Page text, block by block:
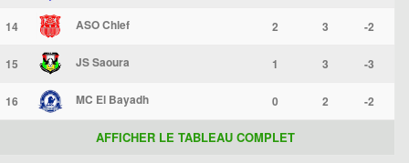
14 ASO Chlef 2 3 -2
15 JS Saoura 1 3 -3
16 MC El Bayadh 0 2 -2
AFFICHER LE TABLEAU COMPLET